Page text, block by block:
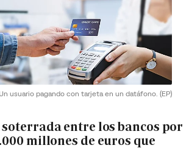
Un usuario pagando con tarjeta en un datáfono. (EP)
entre los bancos por
millones de euros que